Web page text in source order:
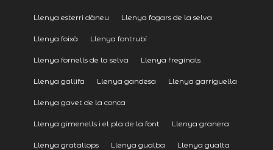
Llenya esterri dàneu Llenya fogars de la selva
Llenya foixà Llenya fontrubí
Llenya fornells de la selva Llenya freginals
Llenya gallifa Llenya gandesa Llenya garriguella
Llenya gavet de la conca
Llenya gimenells i el pla de la font Llenya granera
Llenya gratallops Llenya gualba Llenya gualta